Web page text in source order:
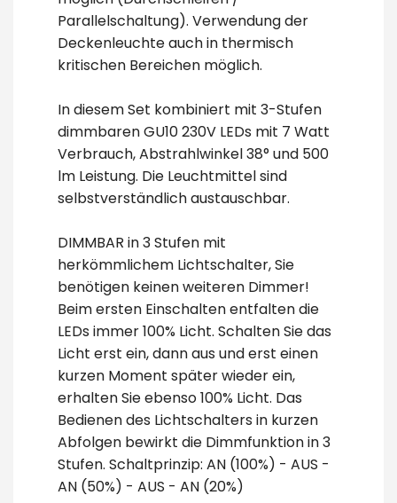
Parallelschaltung). Verwendung der
Deckenleuchte auch in thermisch
kritischen Bereichen möglich.
In diesem Set kombiniert mit 3-Stufen
dimmbaren GU10 230V LEDs mit 7 Watt
Verbrauch, Abstrahlwinkel 38° und 500
lm Leistung. Die Leuchtmittel sind
selbstverständlich austauschbar.
DIMMBAR in 3 Stufen mit
herkömmlichem Lichtschalter, Sie
benötigen keinen weiteren Dimmer!
Beim ersten Einschalten entfalten die
LEDs immer 100% Licht. Schalten Sie das
Licht erst ein, dann aus und erst einen
kurzen Moment später wieder ein,
erhalten Sie ebenso 100% Licht. Das
Bedienen des Lichtschalters in kurzen
Abfolgen bewirkt die Dimmfunktion in 3
Stufen. Schaltprinzip: AN (100%) - AUS -
AN (50%) - AUS - AN (20%)